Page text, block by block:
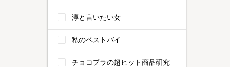
淳と言いたい女
私のベストバイ
チョコプラの超ヒット商品研究